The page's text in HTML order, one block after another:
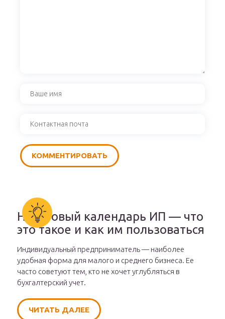
Налоговый календарь ИП — что
это такое и как им пользоваться
Индивидуальный предприниматель — наиболее
удобная форма для малого и среднего бизнеса. Ее
часто советуют тем, кто не хочет углубляться в
бухгалтерский учет.
ЧИТАТЬ ДАЛЕЕ